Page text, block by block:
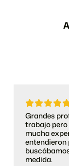
Grandes
trabajo pero
mucha
entendieron
medida.